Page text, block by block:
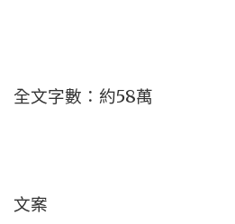
全文字數：約58萬
文案